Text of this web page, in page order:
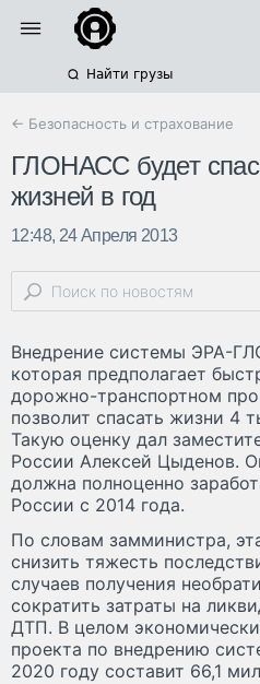
Найти грузы
← Безопасность и страхование
ГЛОНАСС будет
жизней в год
12:48, 24 Апреля 2013
Внедрение системы ЭРА-
которая предполагает
дорожно-транспортном
позволит спасать жизни 4
Такую оценку дал
России Алексей Цыденов.
должна полноценно
России с 2014 года.
По словам замминистра,
снизить тяжесть
случаев получения
сократить затраты на
ДТП. В целом
проекта по внедрению
2020 году составит 66,1